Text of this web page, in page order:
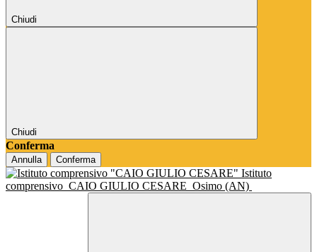
Chiudi
Chiudi
Conferma
Annulla Conferma
Istituto
comprensivo CAIO GIULIO CESARE Osimo (AN)